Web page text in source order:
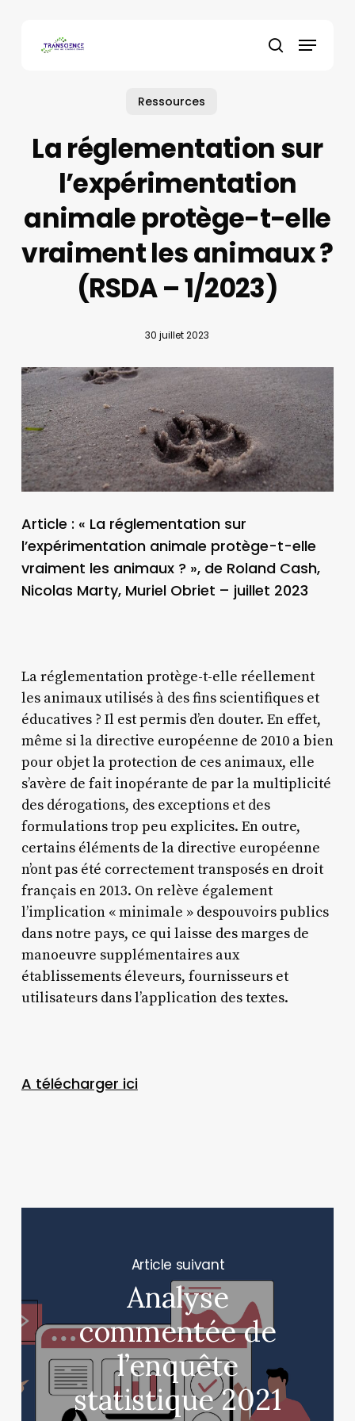
recherche
Menu
Ressources
La réglementation sur
l’expérimentation
animale protège-t-elle
vraiment les animaux ?
(RSDA – 1/2023)
30 juillet 2023
Article : « La réglementation sur
l’expérimentation animale protège-t-elle
vraiment les animaux ? », de Roland Cash,
Nicolas Marty, Muriel Obriet – juillet 2023
La réglementation protège-t-elle réellement
les animaux utilisés à des fins scientifiques et
éducatives ? Il est permis d’en douter. En effet,
même si la directive européenne de 2010 a bien
pour objet la protection de ces animaux, elle
s’avère de fait inopérante de par la multiplicité
des dérogations, des exceptions et des
formulations trop peu explicites. En outre,
certains éléments de la directive européenne
n’ont pas été correctement transposés en droit
français en 2013. On relève également
l’implication « minimale » despouvoirs publics
dans notre pays, ce qui laisse des marges de
manoeuvre supplémentaires aux
établissements éleveurs, fournisseurs et
utilisateurs dans l’application des textes.
A télécharger ici
Next Post
Analyse
commentée de
l’enquête
statistique 2021